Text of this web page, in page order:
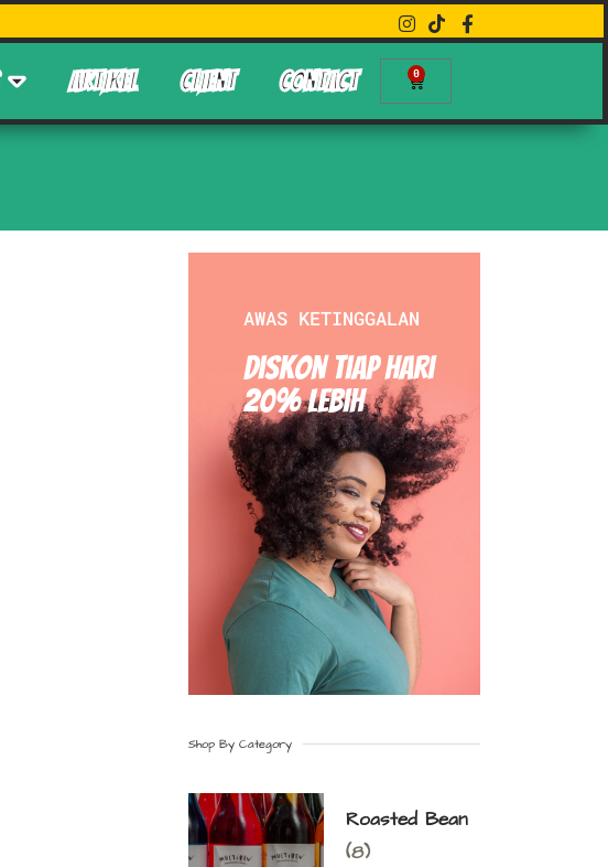
ARTIKEL CLIENT CONTACT 0
AWAS KETINGGALAN
Diskon Tiap hari
20% Lebih
Shop By Category
Roasted Bean
(8)